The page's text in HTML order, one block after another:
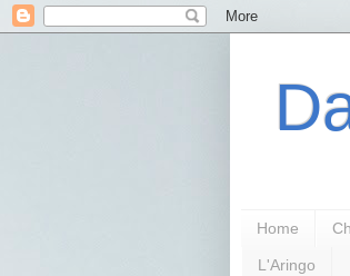
Home
L'Aringo